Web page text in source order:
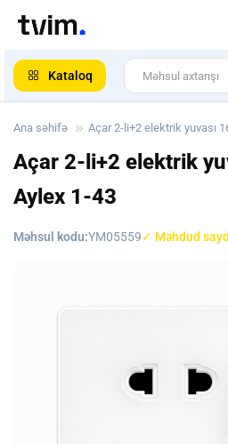
Kataloq
Ana səhifə Açar 2-li+2 elektrik yuvası
Açar 2-li+2 elektrik
Aylex 1-43
Məhsul kodu:YM05559✓ Məhdud